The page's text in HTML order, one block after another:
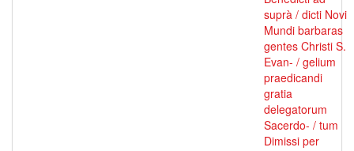
suprà / dicti Novi
Mundi barbaras
gentes Christi S.
Evan- / gelium
praedicandi
gratia
delegatorum
Sacerdo- / tum
Dimissi per